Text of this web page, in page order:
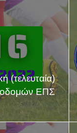
(τελευταία)
ΕΠΣ